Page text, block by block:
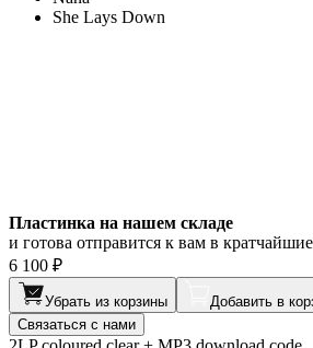
She Lays Down
Пластинка на нашем складе
и готова отправится к вам в
6 100 ₽
Убрать из корзины
Добавить в
Связаться с нами